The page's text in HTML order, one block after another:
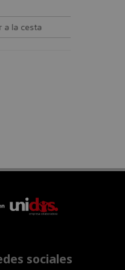
sociales